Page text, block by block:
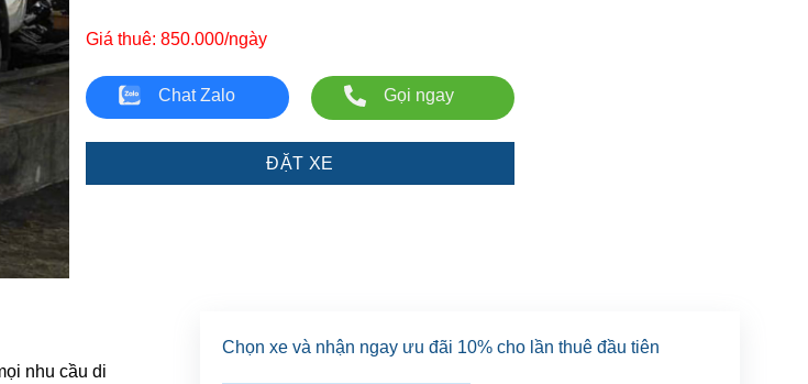
Giá thuê: 850.000/ngày
Chat Zalo Gọi ngay
ĐẶT XE
nhu cầu di
Chọn xe và nhận ngay ưu đãi 10% cho lần thuê đầu tiên